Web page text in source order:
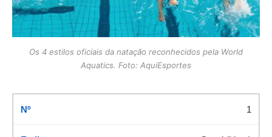
Os 4 estilos oficiais da natação reconhecidos pela World
Aquatics. Foto: AquiEsportes
1